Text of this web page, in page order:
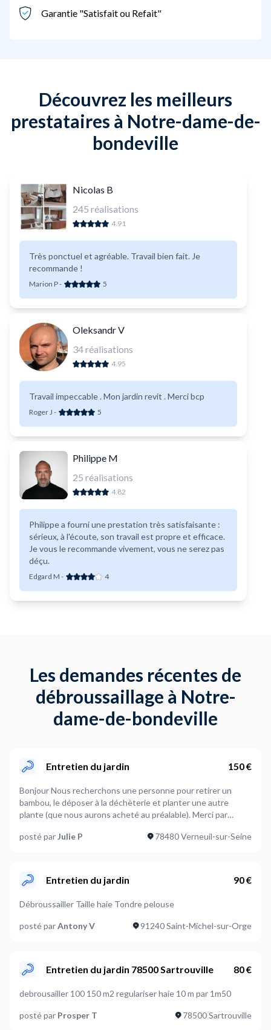
Garantie "Satisfait ou Refait"
Découvrez les meilleurs
prestataires à Notre-dame-de-
bondeville
Nicolas B
245 réalisations
4.91
Très ponctuel et agréable. Travail bien fait. Je
recommande !
Marion P- 5
Oleksandr V
34réalisations
4.95
Travail impeccable . Mon jardin revit . Merci bcp
Roger J - 5
Philippe M
25 réalisations
4.82
Philippe a fourni une prestation très satisfaisante :
sérieux, à l'écoute, son travail est propre et efficace.
Je vous le recommande vivement, vous ne serez pas
déçu.
Edgard M - 4
Les demandes récentes de
débroussaillage à Notre-
dame-de-bondeville
Entretien du jardin 150 €
Bonjour Nous recherchons une personne pour retirer un
bambou, le déposer à la déchèterie et planter une autre
plante (que nous aurons acheté au préalable). Merci par
posté parJulie P 78480 Verneuil-sur-Seine
Entretien du jardin 90 €
Débroussailler Taille haie Tondre pelouse
posté parAntony V 91240 Saint-Michel-sur-Orge
Entretien du jardin 78500 Sartrouville 80 €
debrousailler 100 150 m2 regulariser haie 10 m par 1m50
posté par Prosper T 78500 Sartrouville